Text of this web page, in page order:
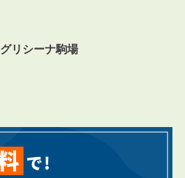
グリシーナ駒場